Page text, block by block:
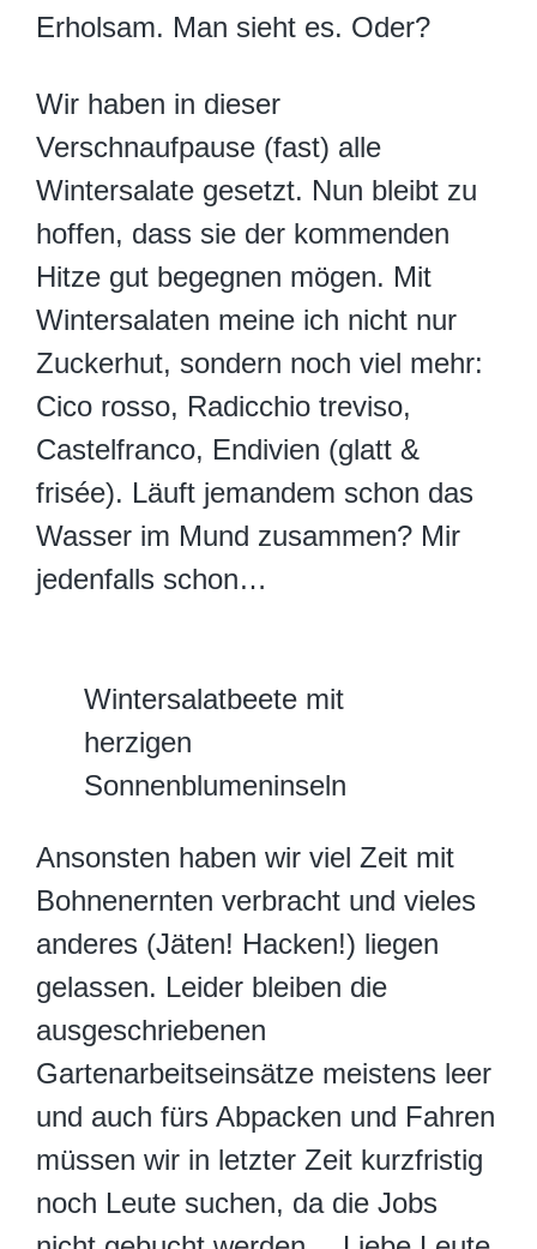
Erholsam. Man sieht es. Oder?
Wir haben in dieser
Verschnaufpause (fast) alle
Wintersalate gesetzt. Nun bleibt zu
hoffen, dass sie der kommenden
Hitze gut begegnen mögen. Mit
Wintersalaten meine ich nicht nur
Zuckerhut, sondern noch viel mehr:
Cico rosso, Radicchio treviso,
Castelfranco, Endivien (glatt &
frisée). Läuft jemandem schon das
Wasser im Mund zusammen? Mir
jedenfalls schon…
Wintersalatbeete mit
herzigen
Sonnenblumeninseln
Ansonsten haben wir viel Zeit mit
Bohnenernten verbracht und vieles
anderes (Jäten! Hacken!) liegen
gelassen. Leider bleiben die
ausgeschriebenen
Gartenarbeitseinsätze meistens leer
und auch fürs Abpacken und Fahren
müssen wir in letzter Zeit kurzfristig
noch Leute suchen, da die Jobs